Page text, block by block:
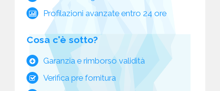
Profilazioni avanzate entro 24 ore
Cosa c'è sotto?
Garanzia e rimborso validità
Verifica pre fornitura